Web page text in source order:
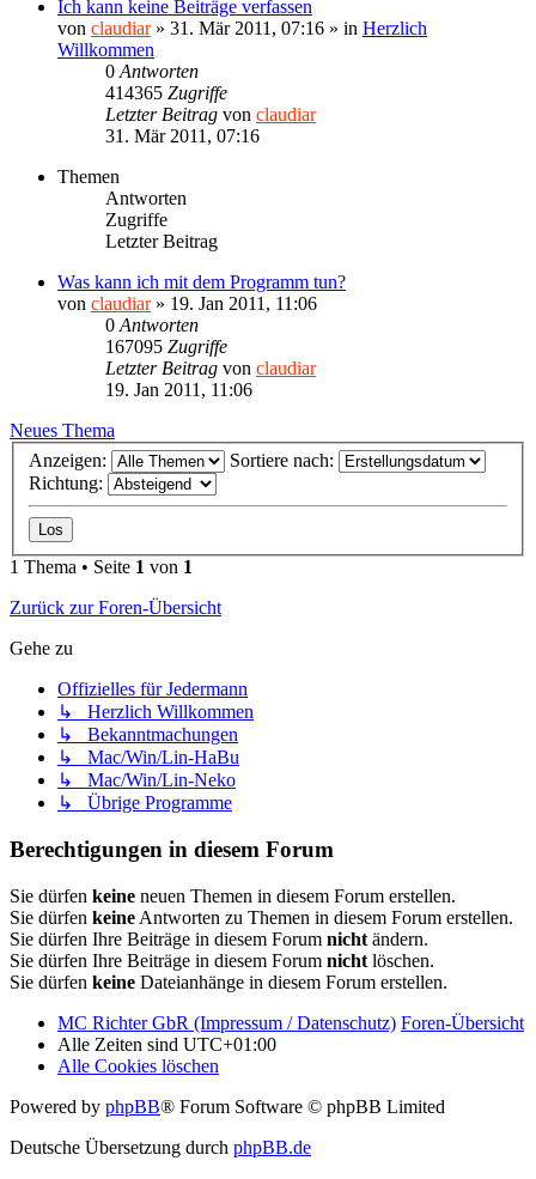
Ich kann keine Beiträge verfassen
von claudiar» 31. Mär 2011, 07:16 » in Herzlich
Willkommen
0 Antworten
414365 Zugriffe
Letzter Beitrag von claudiar
31. Mär 2011, 07:16
Themen
Antworten
Zugriffe
Letzter Beitrag
Was kann ich mit dem Programm tun?
von claudiar» 19. Jan 2011, 11:06
0 Antworten
167095 Zugriffe
Letzter Beitrag von claudiar
19. Jan 2011, 11:06
Neues Thema
Anzeigen:
Sortiere nach:
Richtung:
1 Thema • Seite 1 von 1
Zurück zur Foren-Übersicht
Gehe zu
Offizielles für Jedermann
↳ Herzlich Willkommen
↳ Bekanntmachungen
↳ Mac/Win/Lin-HaBu
↳ Mac/Win/Lin-Neko
↳ Übrige Programme
Berechtigungen in diesem Forum
Sie dürfen keine neuen Themen in diesem Forum erstellen.
Sie dürfen keine Antworten zu Themen in diesem Forum erstellen.
Sie dürfen Ihre Beiträge in diesem Forum nicht ändern.
Sie dürfen Ihre Beiträge in diesem Forum nicht löschen.
Sie dürfen keine Dateianhänge in diesem Forum erstellen.
MC Richter GbR (Impressum / Datenschutz) Foren-Übersicht
Alle Zeiten sind UTC+01:00
Alle Cookies löschen
Powered by phpBB® Forum Software © phpBB Limited
Deutsche Übersetzung durch phpBB.de